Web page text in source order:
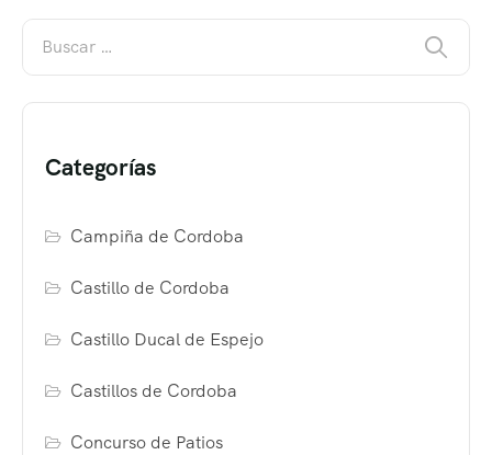
Categorías
Campiña de Cordoba
Castillo de Cordoba
Castillo Ducal de Espejo
Castillos de Cordoba
Concurso de Patios